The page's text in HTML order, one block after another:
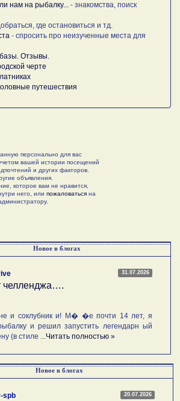
нам на рыбалку... - знакомства, поиск
где остановиться и тд.
- спросить про неизученные места для
Отзывы.
черте
путешествия
персонально для вас
вашей истории посещений
и других факторов.
объявления.
которое вам не нравится,
него, или пожаловаться на
Новое в блогах
31.07.2026
челленджа….
и соклубник и! М� �е почти 14 лет, я
и решил запустить легендарн ый
(в стиле ...Читать полностью »
Новое в блогах
20.07.2026
spb